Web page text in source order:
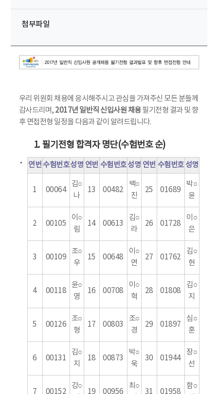
첨부파일
우리 위원회 채용에 응시해주시고 관심을 가져주신 모든 분들께
감사드리며, 2017년 일반직 신입사원 채용필기전형 결과 및 향
후 면접전형 일정을 다음과 같이 알려드립니다.
1. 필기전형 합격자 명단(수험번호 순)
연번수험번호성명 연번 수험번호 성명 연번 수험번호 성명
1 00064
김○
나
13 00482
백○
진
25 01689
박○
윤
2 00105
이○
림
14 00613
김○
라
26 01728
이○
은
3 00109
조○
우
15 00648
이○
연
27 01762
김○
현
4 00118
윤○
영
16 00708
이○
혁
28 01808
김○
지
5 00126
조○
형
17 00803
조○
경
29 01897
심○
훈
6 00131
김○
지
18 00873
박○
욱
30 01944
장○
선
7 00152
강○
19 00956
최○
31 01958
함○